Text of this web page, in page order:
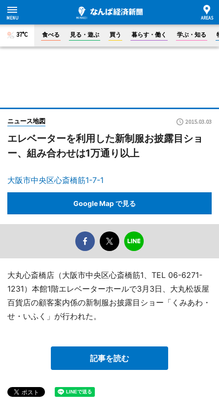
37°C 食べる 見る・遊ぶ 買う 暮らす・働く 学ぶ・知る
ニュース地図 2015.03.03
エレベーターを利用した新制服お披露目ショ
ー、組み合わせは1万通り以上
大阪市中央区心斎橋筋1-7-1
Google Map で見る
大丸心斎橋店（大阪市中央区心斎橋筋1、TEL 06-6271-
1231）本館1階エレベーターホールで3月3日、大丸松坂屋
百貨店の顧客案内係の新制服お披露目ショー「くみあわ・
せ・いふく」が行われた。
記事を読む